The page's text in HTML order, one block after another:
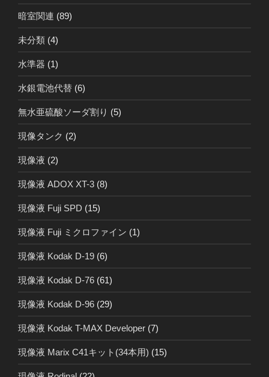
暗室関連 (89)
未分類 (4)
水準器 (1)
水銀電池代替 (6)
無水亜硫酸ソーダ割り (5)
現像タンク (2)
現像液 (2)
現像液 ADOX XT-3 (8)
現像液 Fuji SPD (15)
現像液 Fuji ミクロファイン (1)
現像液 Kodak D-19 (6)
現像液 Kodak D-76 (61)
現像液 Kodak D-96 (29)
現像液 Kodak T-MAX Developer (7)
現像液 Marix C41キット(34本用) (15)